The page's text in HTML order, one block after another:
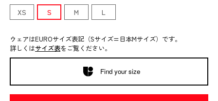
XS
S M L
ウェアはEUROサイズ表記（Sサイズ=日本Mサイズ）です。
詳しくはサイズ表をご覧ください。
Find your size